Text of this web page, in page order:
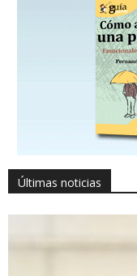
Últimas noticias